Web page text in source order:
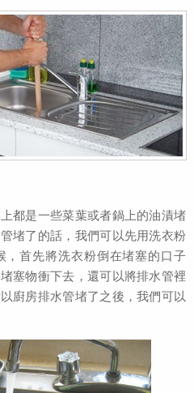
都是一些菜葉或者鍋上的油漬堵
堵了的話，我們可以先用洗衣粉
，首先將洗衣粉倒在堵塞的口子
塞物衝下去，還可以將排水管裡
廚房排水管堵了之後，我們可以